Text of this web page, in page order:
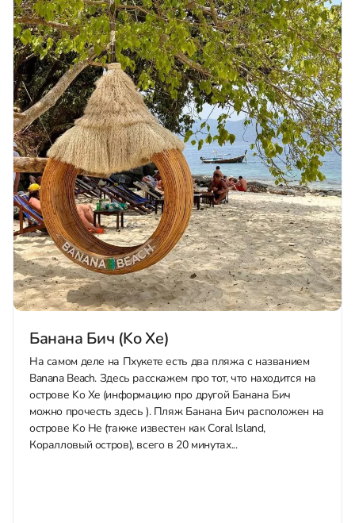
Банана Бич (Ko Хe)
На самом деле на Пхукете есть два пляжа с названием
Banana Beach. Здесь расскажем про тот, что находится на
острове Ko Хe (информацию про другой Банана Бич
можно прочесть здесь ). Пляж Банана Бич расположен на
острове Ko He (также известен как Coral Island,
Коралловый остров), всего в 20 минутах...